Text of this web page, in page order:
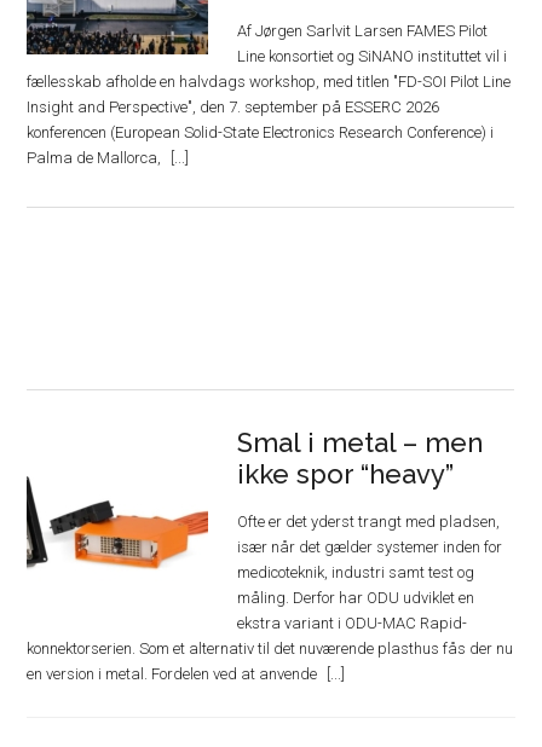
Af Jørgen Sarlvit Larsen FAMES Pilot
Line konsortiet og SiNANO instituttet vil i
fællesskab afholde en halvdags workshop, med titlen "FD-SOI Pilot Line
Insight and Perspective", den 7. september på ESSERC 2026
konferencen (European Solid-State Electronics Research Conference) i
Palma de Mallorca,
Smal i metal – men
ikke spor “heavy”
Ofte er det yderst trangt med pladsen,
især når det gælder systemer inden for
medicoteknik, industri samt test og
måling. Derfor har ODU udviklet en
ekstra variant i ODU-MAC Rapid-
konnektorserien. Som et alternativ til det nuværende plasthus fås der nu
en version i metal. Fordelen ved at anvende